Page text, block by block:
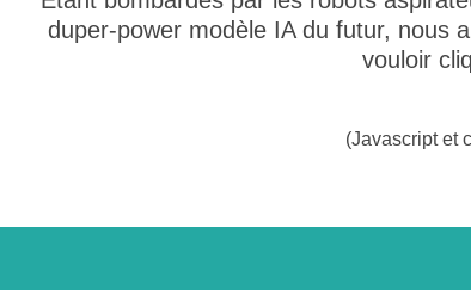
duper-power modèle IA du futur, nous
vouloir
(Javascript et